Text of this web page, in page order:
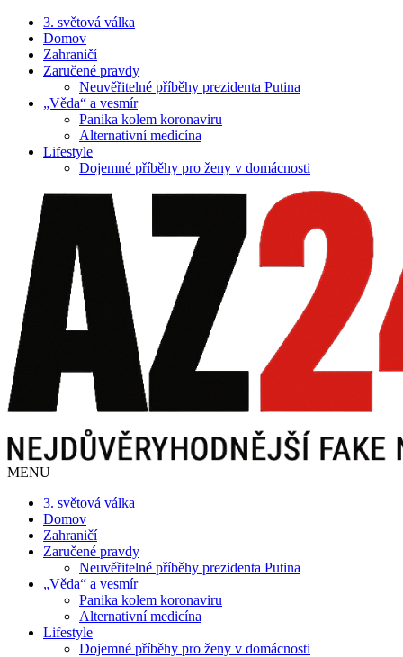
3. světová válka
Domov
Zahraničí
Zaručené pravdy
Neuvěřitelné příběhy prezidenta Putina
„Věda“ a vesmír
Panika kolem koronaviru
Alternativní medicína
Lifestyle
Dojemné příběhy pro ženy v domácnosti
MENU
3. světová válka
Domov
Zahraničí
Zaručené pravdy
Neuvěřitelné příběhy prezidenta Putina
„Věda“ a vesmír
Panika kolem koronaviru
Alternativní medicína
Lifestyle
Dojemné příběhy pro ženy v domácnosti